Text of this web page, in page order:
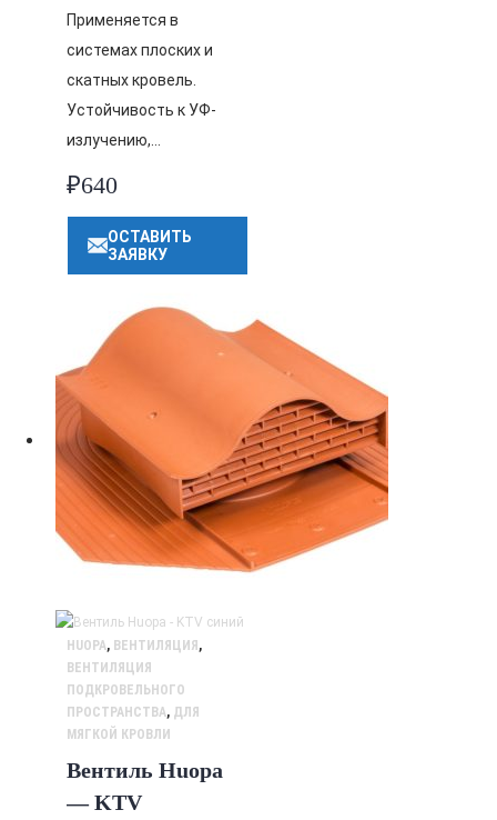
Применяется в
системах плоских и
скатных кровель.
Устойчивость к УФ-
излучению,…
₽640
ОСТАВИТЬ
ЗАЯВКУ
HUOPA, ВЕНТИЛЯЦИЯ,
ВЕНТИЛЯЦИЯ
ПОДКРОВЕЛЬНОГО
ПРОСТРАНСТВА, ДЛЯ
МЯГКОЙ КРОВЛИ
Вентиль Huopa
— KTV